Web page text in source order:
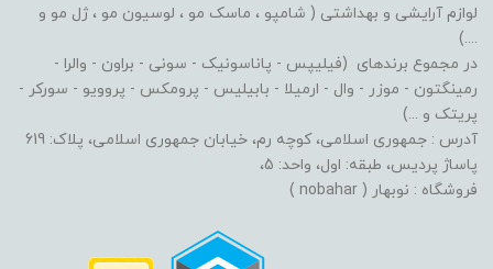
لوازم آرایشی و بهداشتی ( شامپو ، ماسک مو ، لوسیون مو ، ژل مو و
....)
در مجموع برندهای (فیلیپس - پاناسونیک - سونی - براون - والرا -
رمینگتون - موزر - وال - ارمیلا - بابیلیس - پرومکس - پروویو - سورکر -
پریتک و ...)
آدرس : جمهوری اسلامی، کوچه رم، خیابان جمهوری اسلامی، پلاک: 619
پاساژ پردیس، طبقه: اول، واحد: 5،
فروشگاه : نوبهار ( nobahar )